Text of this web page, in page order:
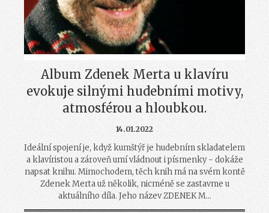
Album Zdenek Merta u klavíru
evokuje silnými hudebními motivy,
atmosférou a hloubkou.
14.01.2022
Ideální spojení je, když kumštýř je hudebním skladatelem
a klavíristou a zároveň umí vládnout i písmenky - dokáže
napsat knihu. Mimochodem, těch knih má na svém kontě
Zdenek Merta už několik, nicméně se zastavme u
aktuálního díla. Jeho název ZDENEK M...